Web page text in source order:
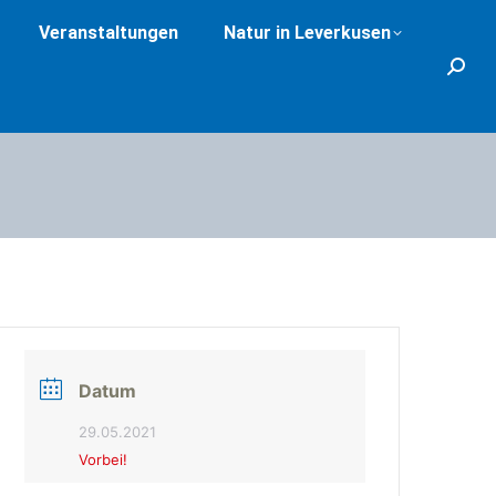
Veranstaltungen Natur in Leverkusen
Datum
29.05.2021
Vorbei!